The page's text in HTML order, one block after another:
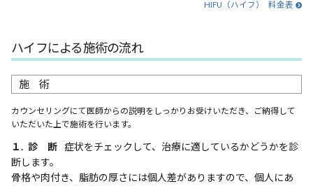
HIFU（ハイフ） 料金表
ハイフによる施術の流れ
施 術
カウンセリングにて医師からの説明をしっかりお受けいただき、ご納得して
いただいた上で施術を行います。
１. 診 断 症状をチェックして、治療に適しているかどうかを診
断します。
骨格や肉付き、脂肪の厚さには個人差がありますので、個人にあ